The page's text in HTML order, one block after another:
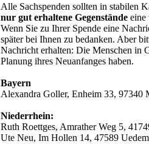
Alle Sachspenden sollten in stabilen
nur gut erhaltene Gegenständeeine
Wenn Sie zu Ihrer Spende eine
später bei Ihnen zu bedanken. Aber
Nachricht erhalten: Die Menschen in
Planung ihres Neuanfanges haben.
Bayern
Alexandra Goller, Enheim 33, 97340
Niederrhein:
Ruth Roettges, Amrather Weg 5,
Ute Neu, Im Hollen 14, 47589